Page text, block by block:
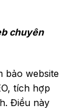
chuyên
bảo website
tích hợp
Điều này